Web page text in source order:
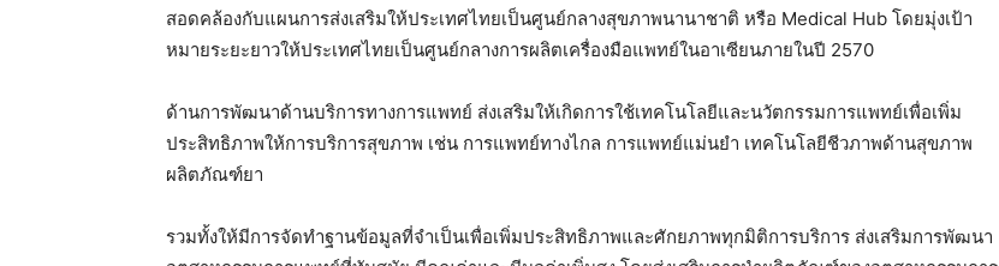
สอดคล้องกับแผนการส่งเสริมให้ประเทศไทยเป็นศูนย์กลางสุขภาพนานาชาติ หรือ Medical Hub โดยมุ่งเป้า
หมายระยะยาวให้ประเทศไทยเป็นศูนย์กลางการผลิตเครื่องมือแพทย์ในอาเซียนภายในปี 2570
ด้านการพัฒนาด้านบริการทางการแพทย์ ส่งเสริมให้เกิดการใช้เทคโนโลยีและนวัตกรรมการแพทย์เพื่อเพิ่ม
ประสิทธิภาพให้การบริการสุขภาพ เช่น การแพทย์ทางไกล การแพทย์แม่นยำ เทคโนโลยีชีวภาพด้านสุขภาพ
ผลิตภัณฑ์ยา
รวมทั้งให้มีการจัดทำฐานข้อมูลที่จำเป็นเพื่อเพิ่มประสิทธิภาพและศักยภาพทุกมิติการบริการ ส่งเสริมการพัฒนา